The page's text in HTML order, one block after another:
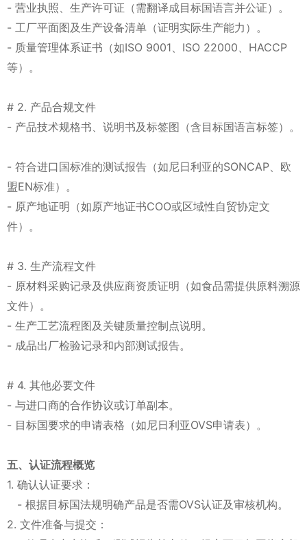
- 营业执照、生产许可证（需翻译成目标国语言并公证）。
- 工厂平面图及生产设备清单（证明实际生产能力）。
- 质量管理体系证书（如ISO 9001、ISO 22000、HACCP
等）。
# 2. 产品合规文件
- 产品技术规格书、说明书及标签图（含目标国语言标签）。
- 符合进口国标准的测试报告（如尼日利亚的SONCAP、欧
盟EN标准）。
- 原产地证明（如原产地证书COO或区域性自贸协定文
件）。
# 3. 生产流程文件
- 原材料采购记录及供应商资质证明（如食品需提供原料溯源
文件）。
- 生产工艺流程图及关键质量控制点说明。
- 成品出厂检验记录和内部测试报告。
# 4. 其他必要文件
- 与进口商的合作协议或订单副本。
- 目标国要求的申请表格（如尼日利亚OVS申请表）。
五、认证流程概览
1. 确认认证要求：
- 根据目标国法规明确产品是否需OVS认证及审核机构。
2. 文件准备与提交：